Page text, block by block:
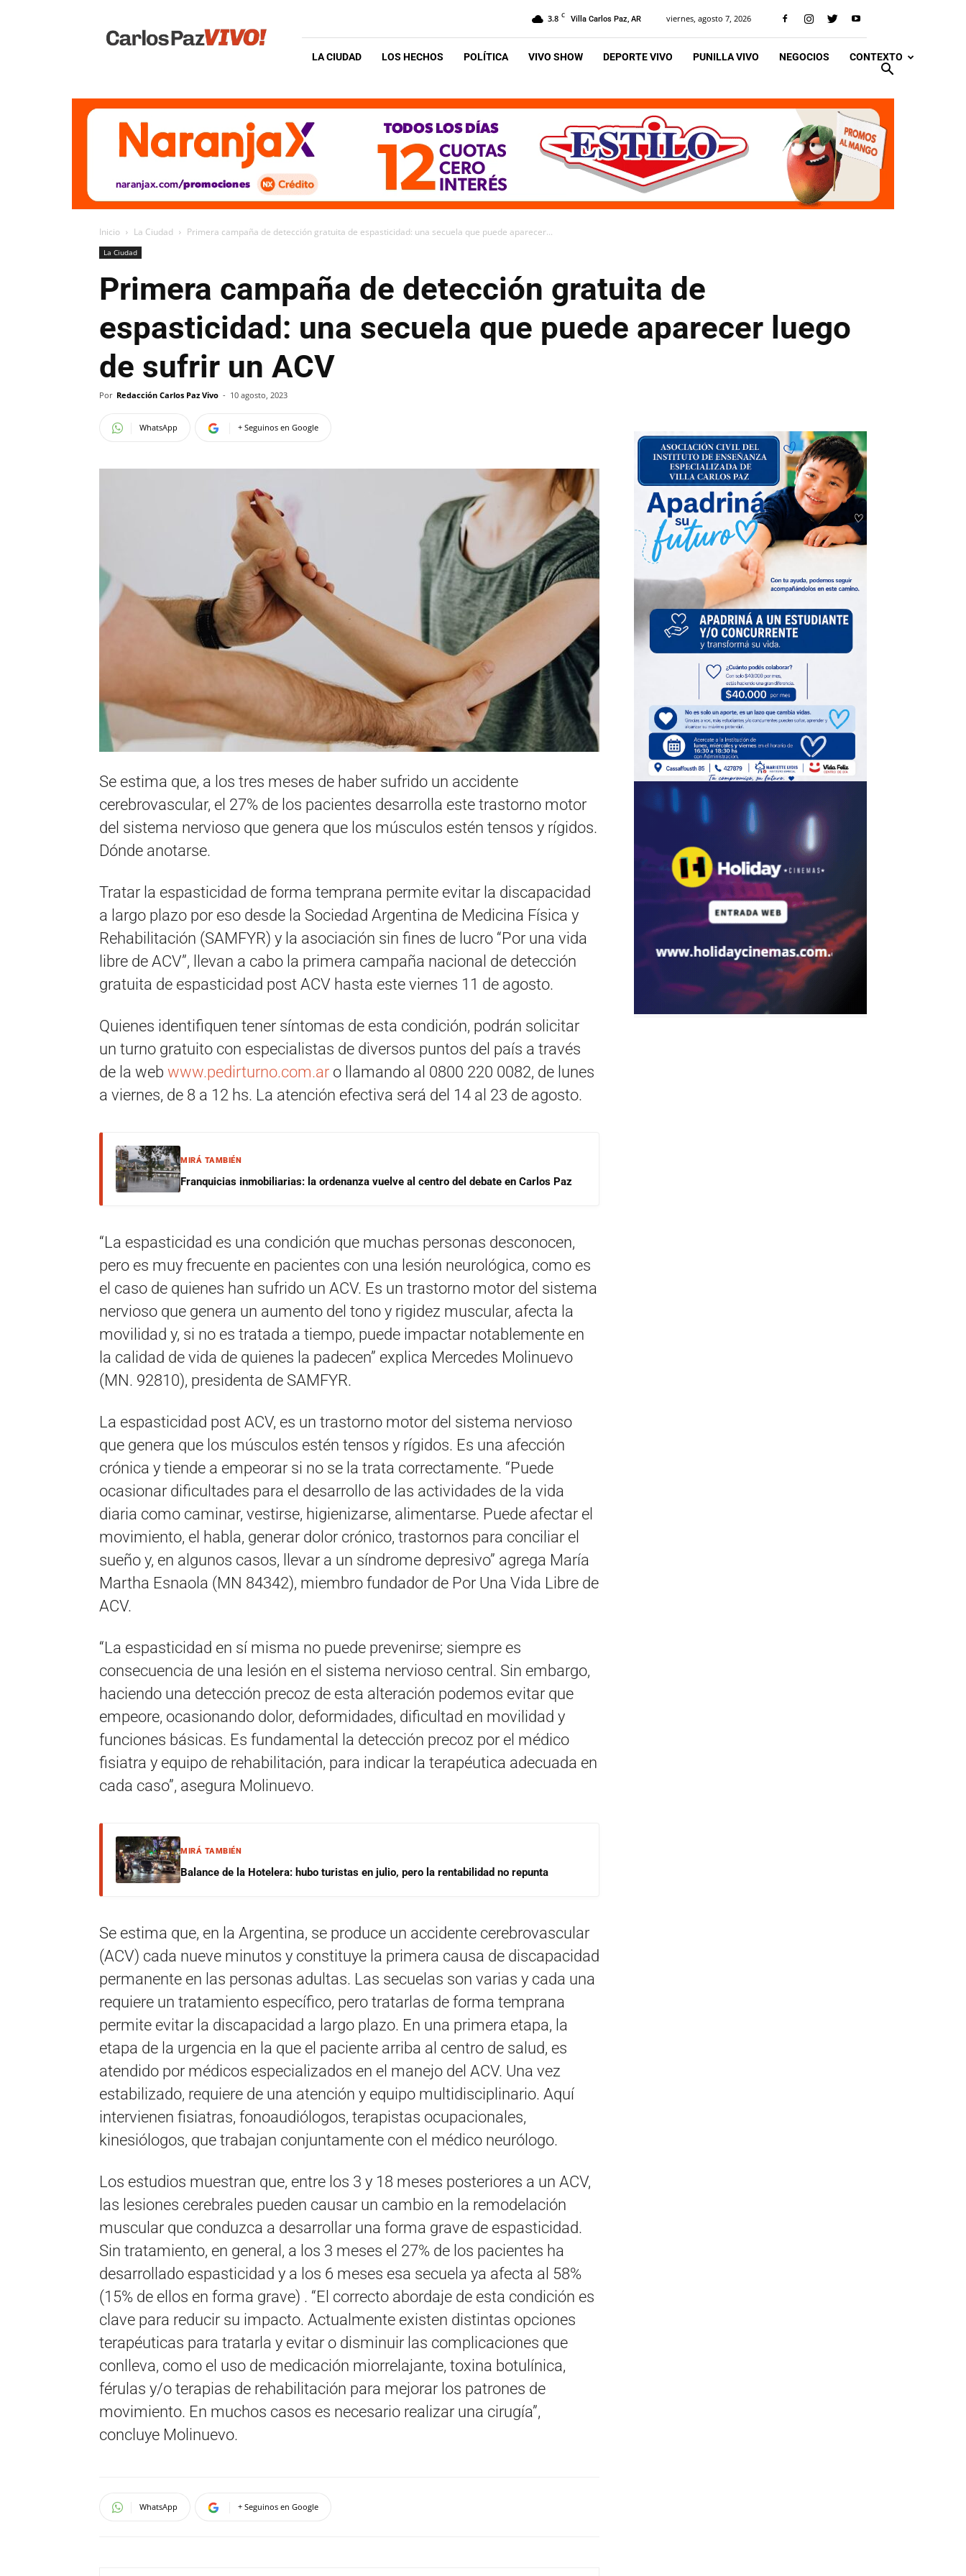
Vivo
3.8 C Villa Carlos Paz, AR viernes, agosto 7, 2026
LA CIUDAD LOS HECHOS POLÍTICA VIVO SHOW DEPORTE VIVO PUNILLA VIVO NEGOCIOS CONTEXTO
Inicio La Ciudad Primera campaña de detección gratuita de espasticidad: una secuela que puede aparecer...
La Ciudad
Primera campaña de detección gratuita de
espasticidad: una secuela que puede aparecer luego
de sufrir un ACV
Por Redacción Carlos Paz Vivo - 10 agosto, 2023
WhatsApp + Seguinos en Google
Se estima que, a los tres meses de haber sufrido un accidente
cerebrovascular, el 27% de los pacientes desarrolla este trastorno motor
del sistema nervioso que genera que los músculos estén tensos y rígidos.
Dónde anotarse.
Tratar la espasticidad de forma temprana permite evitar la discapacidad
a largo plazo por eso desde la Sociedad Argentina de Medicina Física y
Rehabilitación (SAMFYR) y la asociación sin fines de lucro “Por una vida
libre de ACV”, llevan a cabo la primera campaña nacional de detección
gratuita de espasticidad post ACV hasta este viernes 11 de agosto.
Quienes identifiquen tener síntomas de esta condición, podrán solicitar
un turno gratuito con especialistas de diversos puntos del país a través
de la web www.pedirturno.com.ar o llamando al 0800 220 0082, de lunes
a viernes, de 8 a 12 hs. La atención efectiva será del 14 al 23 de agosto.
MIRÁ TAMBIÉN
Franquicias inmobiliarias: la ordenanza vuelve al centro del debate en Carlos Paz
“La espasticidad es una condición que muchas personas desconocen,
pero es muy frecuente en pacientes con una lesión neurológica, como es
el caso de quienes han sufrido un ACV. Es un trastorno motor del sistema
nervioso que genera un aumento del tono y rigidez muscular, afecta la
movilidad y, si no es tratada a tiempo, puede impactar notablemente en
la calidad de vida de quienes la padecen” explica Mercedes Molinuevo
(MN. 92810), presidenta de SAMFYR.
La espasticidad post ACV, es un trastorno motor del sistema nervioso
que genera que los músculos estén tensos y rígidos. Es una afección
crónica y tiende a empeorar si no se la trata correctamente. “Puede
ocasionar dificultades para el desarrollo de las actividades de la vida
diaria como caminar, vestirse, higienizarse, alimentarse. Puede afectar el
movimiento, el habla, generar dolor crónico, trastornos para conciliar el
sueño y, en algunos casos, llevar a un síndrome depresivo” agrega María
Martha Esnaola (MN 84342), miembro fundador de Por Una Vida Libre de
ACV.
“La espasticidad en sí misma no puede prevenirse; siempre es
consecuencia de una lesión en el sistema nervioso central. Sin embargo,
haciendo una detección precoz de esta alteración podemos evitar que
empeore, ocasionando dolor, deformidades, dificultad en movilidad y
funciones básicas. Es fundamental la detección precoz por el médico
fisiatra y equipo de rehabilitación, para indicar la terapéutica adecuada en
cada caso”, asegura Molinuevo.
MIRÁ TAMBIÉN
Balance de la Hotelera: hubo turistas en julio, pero la rentabilidad no repunta
Se estima que, en la Argentina, se produce un accidente cerebrovascular
(ACV) cada nueve minutos y constituye la primera causa de discapacidad
permanente en las personas adultas. Las secuelas son varias y cada una
requiere un tratamiento específico, pero tratarlas de forma temprana
permite evitar la discapacidad a largo plazo. En una primera etapa, la
etapa de la urgencia en la que el paciente arriba al centro de salud, es
atendido por médicos especializados en el manejo del ACV. Una vez
estabilizado, requiere de una atención y equipo multidisciplinario. Aquí
intervienen fisiatras, fonoaudiólogos, terapistas ocupacionales,
kinesiólogos, que trabajan conjuntamente con el médico neurólogo.
Los estudios muestran que, entre los 3 y 18 meses posteriores a un ACV,
las lesiones cerebrales pueden causar un cambio en la remodelación
muscular que conduzca a desarrollar una forma grave de espasticidad.
Sin tratamiento, en general, a los 3 meses el 27% de los pacientes ha
desarrollado espasticidad y a los 6 meses esa secuela ya afecta al 58%
(15% de ellos en forma grave) . “El correcto abordaje de esta condición es
clave para reducir su impacto. Actualmente existen distintas opciones
terapéuticas para tratarla y evitar o disminuir las complicaciones que
conlleva, como el uso de medicación miorrelajante, toxina botulínica,
férulas y/o terapias de rehabilitación para mejorar los patrones de
movimiento. En muchos casos es necesario realizar una cirugía”,
concluye Molinuevo.
WhatsApp + Seguinos en Google